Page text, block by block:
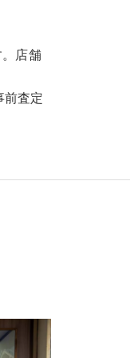
店舗
前査定